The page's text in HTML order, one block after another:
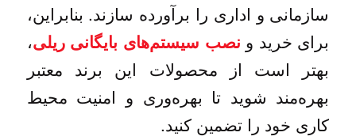
سازمانی و اداری را برآورده سازند. بنابراین،
برای خرید و نصب سیستم‌های بایگانی ریلی،
بهتر است از محصولات این برند معتبر
بهره‌مند شوید تا بهره‌وری و امنیت محیط
کاری خود را تضمین کنید.